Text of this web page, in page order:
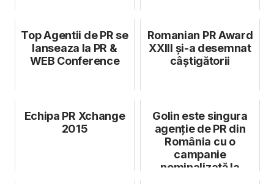
Top Agentii de PR se
lanseaza la PR &
WEB Conference
Romanian PR Award
XXIII și-a desemnat
câștigătorii
Echipa PR Xchange
2015
Golin este singura
agenție de PR din
România cu o
campanie
nominalizată la